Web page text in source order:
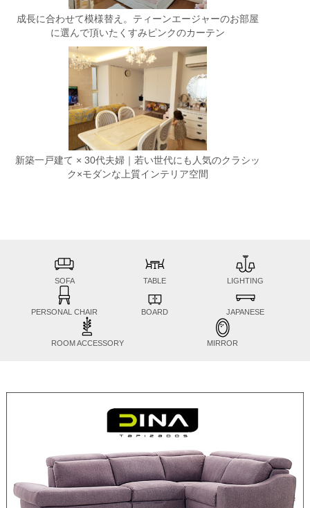
成長に合わせて模様替え。ティーンエージャーのお部屋
に選んで頂いたくすみピンクのカーテン
新築一戸建て × 30代夫婦｜若い世代にも人気のクラシッ
ク×モダンな上質インテリア空間
SOFA TABLE LIGHTING
PERSONAL CHAIR BOARD JAPANESE
ROOM ACCESSORY MIRROR